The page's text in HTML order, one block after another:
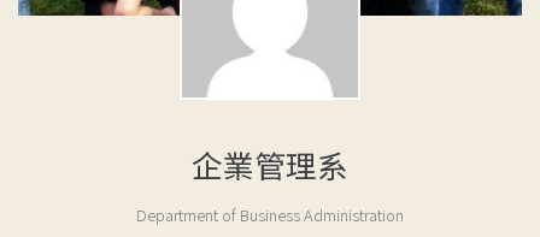
企業管理系
Department of Business Administration